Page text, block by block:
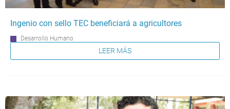
Ingenio con sello TEC beneficiará a agricultores
Desarrollo Humano
LEER MÁS